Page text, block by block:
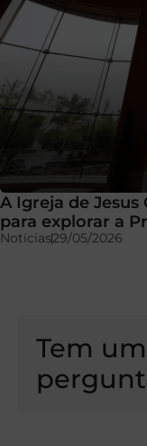
A Igreja de
para explorar a
Notícias29/05/2026
Tem